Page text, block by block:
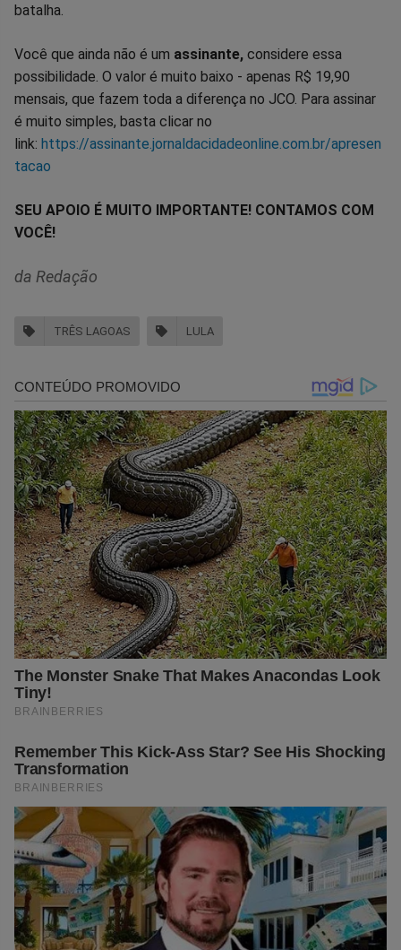
batalha.
Você que ainda não é um assinante, considere essa
possibilidade. O valor é muito baixo - apenas R$ 19,90
mensais, que fazem toda a diferença no JCO. Para assinar
é muito simples, basta clicar no
link: https://assinante.jornaldacidadeonline.com.br/apresen
tacao
SEU APOIO É MUITO IMPORTANTE! CONTAMOS COM
VOCÊ!
da Redação
TRÊS LAGOAS LULA